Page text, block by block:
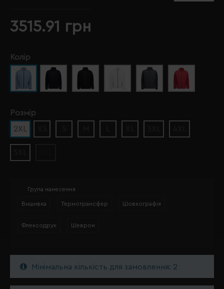
3515.91 грн
Колір
Розмір
2XL
Група нанесення
Вишивка Термотрансфер Шовкографія
Флексодрук Шеврон
Мінімальна кількість для замовлення: 2